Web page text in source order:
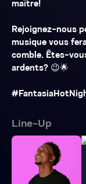
maître!
Rejoignez-nous
musique vous
comble. Êtes-
ardents? 😉🌟
Line-Up